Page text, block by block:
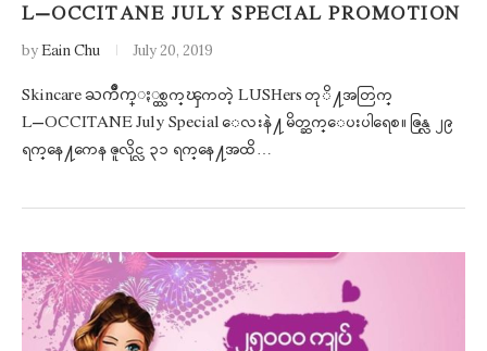
L’OCCITANE JULY SPECIAL PROMOTION
byEain Chu July 20, 2019
Skincare ႀကိဳက္ႏွစ္သက္ၾကတဲ့ LUSHers တုိ႔အတြက္
L’OCCITANE July Special ေလးနဲ႔ မိတ္ဆက္ေပးပါရေစ။ ဇြန္လ ၂၉
ရက္ေန႔ကေန ဇူလိုင္လ ၃၁ ရက္ေန႔အထိ…